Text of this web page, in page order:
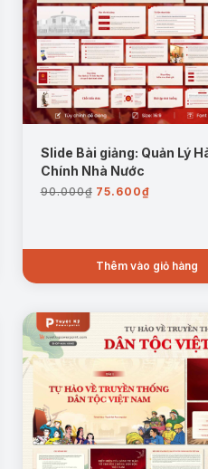
trình xây dựng, các sự kiện quan
Mẫu
trúc độc đáo của Dinh Độc Lập,
Slide Bài giảng: Quản Lý
Chính Nhà Nước
90.000₫ Giá
75.600₫
75.600₫.
Thêm vào giỏ hàng